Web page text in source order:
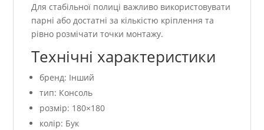
Для стабільної полиці важливо використовувати
парні або достатні за кількістю кріплення та
рівно розмічати точки монтажу.
Технічні характеристики
бренд: Інший
тип: Консоль
розмір: 180×180
колір: Бук